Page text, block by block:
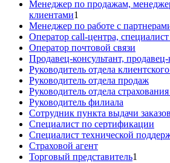
Менеджер по продажам,
клиентами1
Менеджер по работе с
Оператор call-центра,
Оператор почтовой связи
Продавец-консультант, продавец-
Руководитель отдела
Руководитель отдела продаж
Руководитель отдела
Руководитель филиала
Сотрудник пункта выдачи заказов
Специалист по сертификации
Специалист технической
Страховой агент
Торговый представитель1